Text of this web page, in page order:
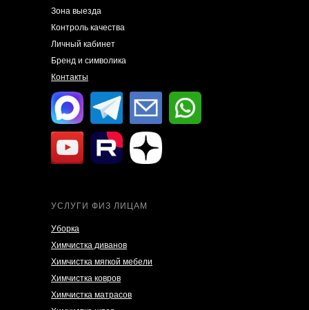
Зона выезда
Контроль качества
Личный кабинет
Бренд и символика
Контакты
УСЛУГИ ФИЗ ЛИЦАМ
Уборка
Химчистка диванов
Химчистка мягкой мебели
Химчистка ковров
Химчистка матрасов